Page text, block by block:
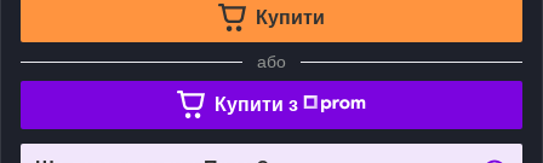
Купити
або
Купити з